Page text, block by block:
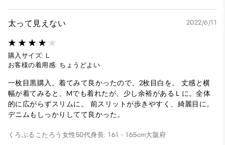
太って見えない 2022/6/11
購入サイズ: L
お客様の着用感: ちょうどよい
一枚目黒購入。着てみて良かったので、2枚目白を。 丈感と横
幅が着てみると、Mでも着れたが、少し余裕があるＬに。全体
的に広がらずスリムに。 前スリットが歩きやすく、綺麗目に。
デニムもしっかりしてて良かった。
くろぶるこたろう 女性50代身長: 161 - 165cm大阪府